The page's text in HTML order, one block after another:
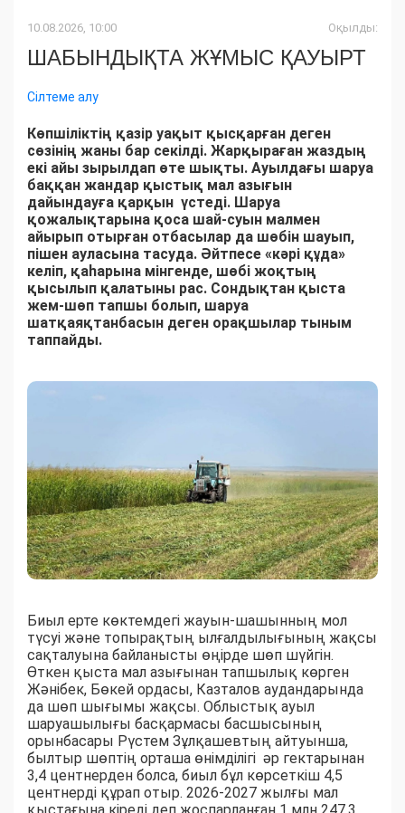
10.08.2026, 10:00 Оқылды:
ШАБЫНДЫҚТА ЖҰМЫС ҚАУЫРТ
Сілтеме алу
Көпшіліктің қазір уақыт қысқарған деген
сөзінің жаны бар секілді. Жарқыраған жаздың
екі айы зырылдап өте шықты. Ауылдағы шаруа
баққан жандар қыстық мал азығын
дайындауға қарқын үстеді. Шаруа
қожалықтарына қоса шай-суын малмен
айырып отырған отбасылар да шөбін шауып,
пішен ауласына тасуда. Әйтпесе «кәрі құда»
келіп, қаһарына мінгенде, шөбі жоқтың
қысылып қалатыны рас. Сондықтан қыста
жем-шөп тапшы болып, шаруа
шатқаяқтанбасын деген орақшылар тыным
таппайды.
Биыл ерте көктемдегі жауын-шашынның мол
түсуі және топырақтың ылғалдылығының жақсы
сақталуына байланысты өңірде шөп шүйгін.
Өткен қыста мал азығынан тапшылық көрген
Жәнібек, Бөкей ордасы, Казталов аудандарында
да шөп шығымы жақсы. Облыстық ауыл
шаруашылығы басқармасы басшысының
орынбасары Рүстем Зұлқашевтың айтуынша,
былтыр шөптің орташа өнімділігі әр гектарынан
3,4 центнерден болса, биыл бұл көрсеткіш 4,5
центнерді құрап отыр. 2026-2027 жылғы мал